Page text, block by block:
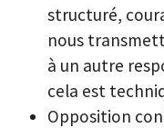
structuré,
nous
à un autre
cela est
Opposition